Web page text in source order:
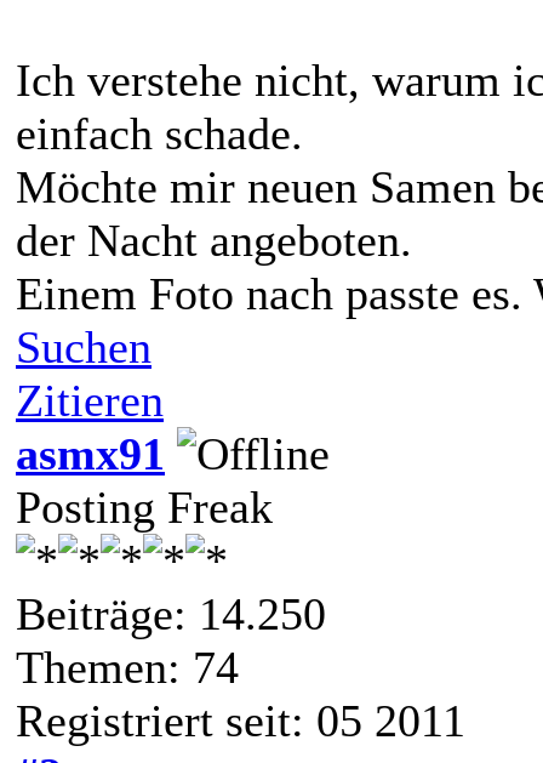
Ich verstehe nicht, warum
einfach schade.
Möchte mir neuen Samen
der Nacht angeboten.
Einem Foto nach passte
Suchen
Zitieren
asmx91
Posting Freak
Beiträge: 14.250
Themen: 74
Registriert seit: 05 2011